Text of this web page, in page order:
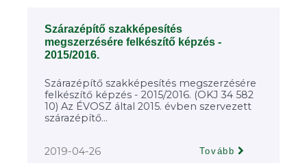
Szárazépítő szakképesítés
megszerzésére felkészítő képzés -
2015/2016.
Szárazépítő szakképesítés megszerzésére
felkészítő képzés - 2015/2016. (OKJ 34 582
10) Az ÉVOSZ által 2015. évben szervezett
szárazépítő...
2019-04-26 Tovább